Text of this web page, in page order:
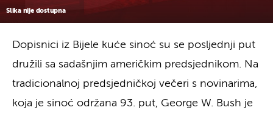
Slika nije dostupna
Dopisnici iz Bijele kuće sinoć su se posljednji put
družili sa sadašnjim američkim predsjednikom. Na
tradicionalnoj predsjedničkoj večeri s novinarima,
koja je sinoć održana 93. put, George W. Bush je